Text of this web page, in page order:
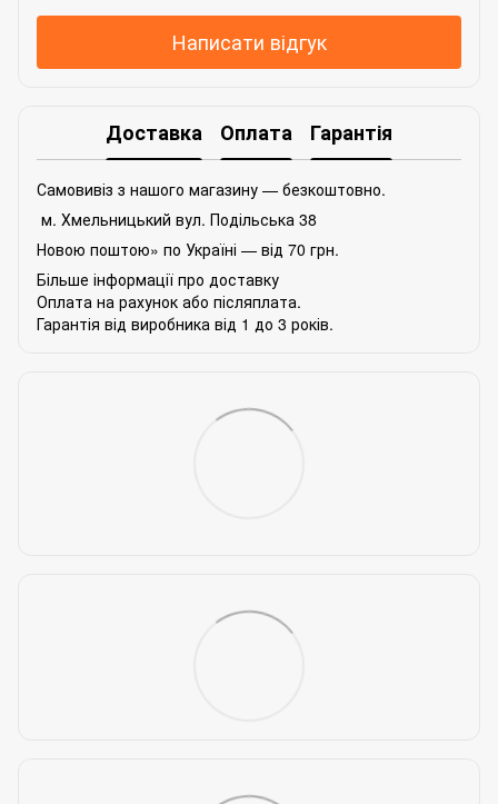
Написати відгук
Доставка Оплата Гарантія
Самовивіз з нашого магазину — безкоштовно.
м. Хмельницький вул. Подільська 38
Новою поштою» по Україні — від 70 грн.
Більше інформації про доставку
Оплата на рахунок або післяплата.
Гарантія від виробника від 1 до 3 років.